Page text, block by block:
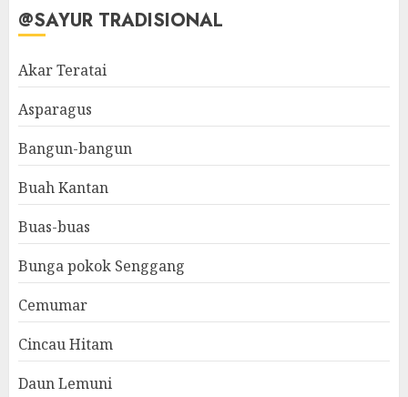
@SAYUR TRADISIONAL
Akar Teratai
Asparagus
Bangun-bangun
Buah Kantan
Buas-buas
Bunga pokok Senggang
Cemumar
Cincau Hitam
Daun Lemuni